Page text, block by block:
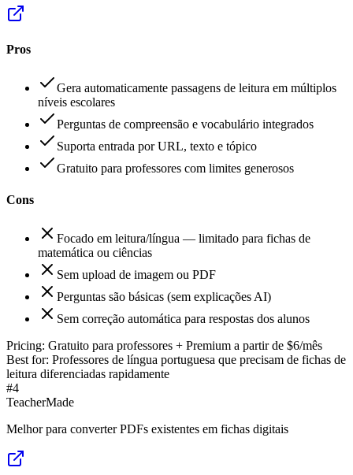
Pros
Gera automaticamente passagens de leitura em múltiplos
níveis escolares
Perguntas de compreensão e vocabulário integrados
Suporta entrada por URL, texto e tópico
Gratuito para professores com limites generosos
Cons
Focado em leitura/língua — limitado para fichas de
matemática ou ciências
Sem upload de imagem ou PDF
Perguntas são básicas (sem explicações AI)
Sem correção automática para respostas dos alunos
Pricing: Gratuito para professores + Premium a partir de $6/mês
Best for: Professores de língua portuguesa que precisam de fichas de
leitura diferenciadas rapidamente
#4
TeacherMade
Melhor para converter PDFs existentes em fichas digitais